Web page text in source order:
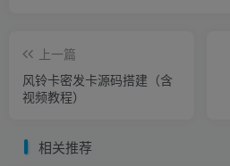
上一篇
风铃卡密发卡源码搭建（含
视频教程）
相关推荐